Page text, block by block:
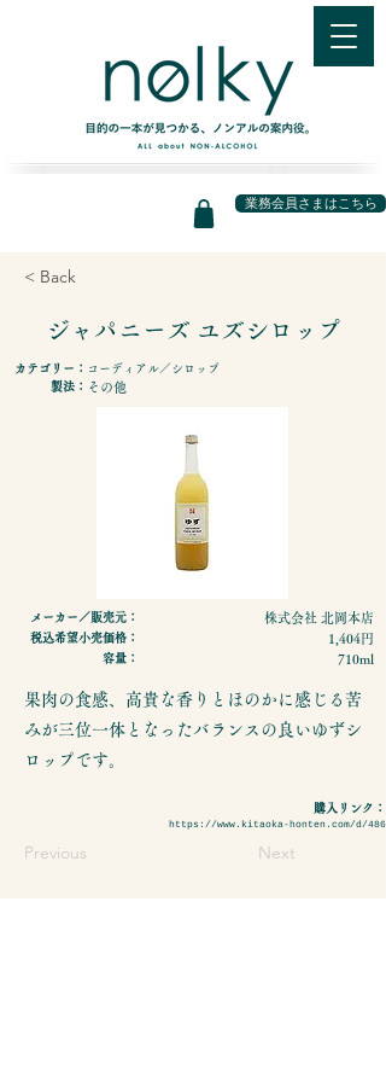
業務会員さまはこちら
< Back
ジャパニーズ ユズシロップ
カテゴリー： コーディアル／シロップ
製法： その他
株式会社 北岡本店
メーカー／販売元：
1,404円
税込希望小売価格：
710ml
容量：
果肉の食感、高貴な香りとほのかに感じる苦
みが三位一体となったバランスの良いゆずシ
ロップです。
購入リンク：
https://www.kitaoka-honten.com/d/486
Previous Next